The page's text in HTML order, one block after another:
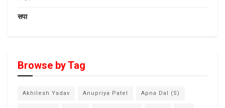
सपा
Browse by Tag
Akhilesh Yadav Anupriya Patel Apna Dal (S)